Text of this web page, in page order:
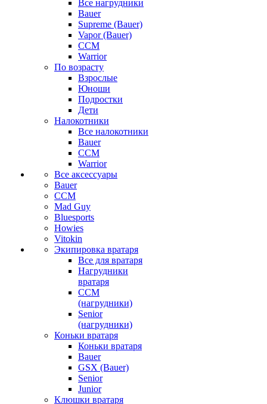
Все нагрудники
Bauer
Supreme (Bauer)
Vapor (Bauer)
CCM
Warrior
По возрасту
Взрослые
Юноши
Подростки
Дети
Налокотники
Все налокотники
Bauer
CCM
Warrior
Все аксессуары
Bauer
CCM
Mad Guy
Bluesports
Howies
Vitokin
Экипировка вратаря
Все для вратаря
Нагрудники
вратаря
CCM
(нагрудники)
Senior
(нагрудники)
Коньки вратаря
Коньки вратаря
Bauer
GSX (Bauer)
Senior
Junior
Клюшки вратаря